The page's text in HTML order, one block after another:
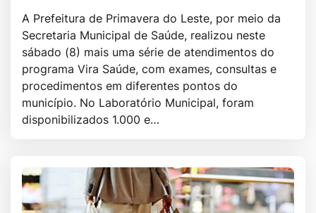
A Prefeitura de Primavera do Leste, por meio da
Secretaria Municipal de Saúde, realizou neste
sábado (8) mais uma série de atendimentos do
programa Vira Saúde, com exames, consultas e
procedimentos em diferentes pontos do
município. No Laboratório Municipal, foram
disponibilizados 1.000 e…